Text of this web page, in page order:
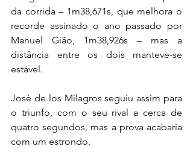
da corrida – 1m38,671s, que melhora o
recorde assinado o ano passado por
Manuel Gião, 1m38,926s – mas a
distância entre os dois manteve-se
estável.
José de los Milagros seguiu assim para
o triunfo, com o seu rival a cerca de
quatro segundos, mas a prova acabaria
com um estrondo.